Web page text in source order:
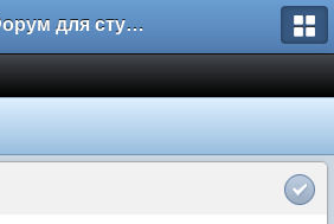
Форум для студента СГА